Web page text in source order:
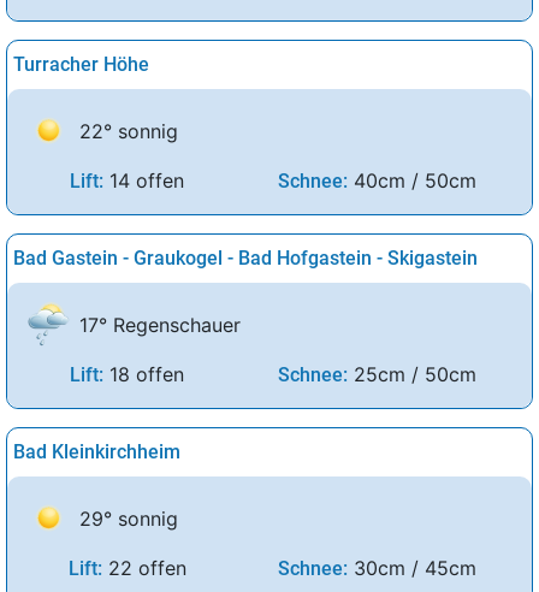
Turracher Höhe
22° sonnig
Lift: 14 offen Schnee: 40cm / 50cm
Bad Gastein - Graukogel - Bad Hofgastein - Skigastein
17° Regenschauer
Lift: 18 offen Schnee: 25cm / 50cm
Bad Kleinkirchheim
29° sonnig
Lift: 22 offen Schnee: 30cm / 45cm